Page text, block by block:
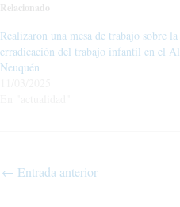
Relacionado
Realizaron una mesa de trabajo sobre la
erradicación del trabajo infantil en el
Neuquén
← Entrada anterior